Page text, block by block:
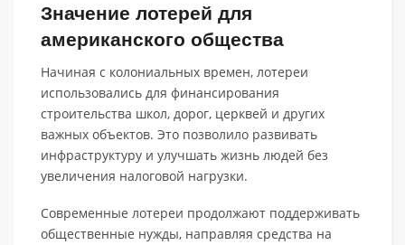
Значение лотерей для
американского общества
Начиная с колониальных времен, лотереи
использовались для финансирования
строительства школ, дорог, церквей и других
важных объектов. Это позволило развивать
инфраструктуру и улучшать жизнь людей без
увеличения налоговой нагрузки.
Современные лотереи продолжают поддерживать
общественные нужды, направляя средства на